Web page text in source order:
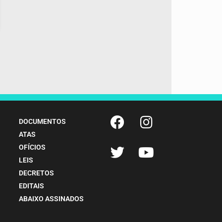
DOCUMENTOS
ATAS
OFÍCIOS
LEIS
DECRETOS
EDITAIS
ABAIXO ASSINADOS